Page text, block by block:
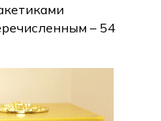
– 54